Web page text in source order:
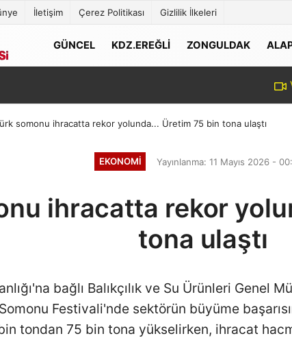
İletişim Çerez Politikası Gizlilik İlkeleri
GÜNCEL KDZ.EREĞLI ZONGULDAK
somonu ihracatta rekor yolunda... Üretim 75 bin tona ulaştı
EKONOMI Yayınlanma: 11 Mayıs 2026 -
ihracatta rekor
tona ulaştı
bağlı Balıkçılık ve Su Ürünleri Genel
Festivali'nde sektörün büyüme
tondan 75 bin tona yükselirken, ihracat